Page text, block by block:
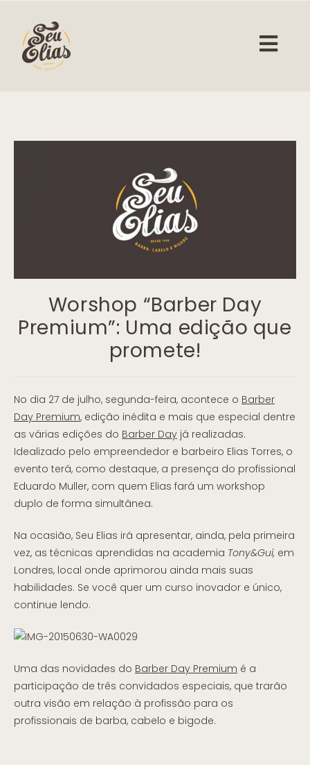
Worshop “Barber Day
Premium”: Uma edição que
promete!
No dia 27 de julho, segunda-feira, acontece o Barber
Day Premium, edição inédita e mais que especial dentre
as várias edições do Barber Day já realizadas.
Idealizado pelo empreendedor e barbeiro Elias Torres, o
evento terá, como destaque, a presença do profissional
Eduardo Muller, com quem Elias fará um workshop
duplo de forma simultânea.
Na ocasião, Seu Elias irá apresentar, ainda, pela primeira
vez, as técnicas aprendidas na academia Tony&Gui, em
Londres, local onde aprimorou ainda mais suas
habilidades. Se você quer um curso inovador e único,
continue lendo.
Uma das novidades do Barber Day Premium é a
participação de três convidados especiais, que trarão
outra visão em relação à profissão para os
profissionais de barba, cabelo e bigode.